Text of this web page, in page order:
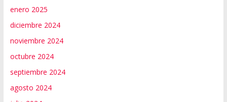
enero 2025
diciembre 2024
noviembre 2024
octubre 2024
septiembre 2024
agosto 2024